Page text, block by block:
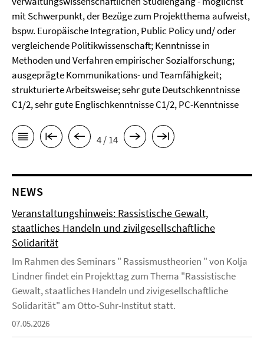
mit Schwerpunkt, der Bezüge zum Projektthema aufweist,
bspw. Europäische Integration, Public Policy und/ oder
vergleichende Politikwissenschaft; Kenntnisse in
Methoden und Verfahren empirischer Sozialforschung;
ausgeprägte Kommunikations- und Teamfähigkeit;
strukturierte Arbeitsweise; sehr gute Deutschkenntnisse
C1/2, sehr gute Englischkenntnisse C1/2, PC-Kenntnisse
4 / 14
NEWS
Veranstaltungshinweis: Rassistische Gewalt,
staatliches Handeln und zivilgesellschaftliche
Solidarität
Im Rahmen des Seminars " Rassismustheorien " von Kolja
Lindner findet ein Projekttag zum Thema "Rassistische
Gewalt, staatliches Handeln und zivigesellschaftliche
Solidarität" am Otto-Suhr-Institut statt.
07.05.2026